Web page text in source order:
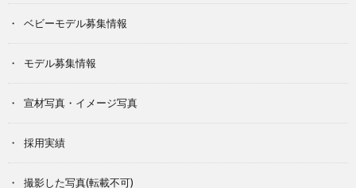
ベビーモデル募集情報
モデル募集情報
宣材写真・イメージ写真
採用実績
撮影した写真(転載不可)